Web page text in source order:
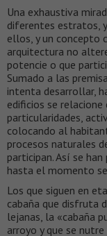
Una exhaustiva
diferentes estratos,
ellos, y un concepto
arquitectura no
potencie o que
Sumado a las
intenta desarrollar,
edificios se
particularidades,
colocando al
procesos naturales
participan. Así se
hasta el momento
Los que siguen en
cabaña que disfruta
lejanas, la «cabaña
arroyo y que se